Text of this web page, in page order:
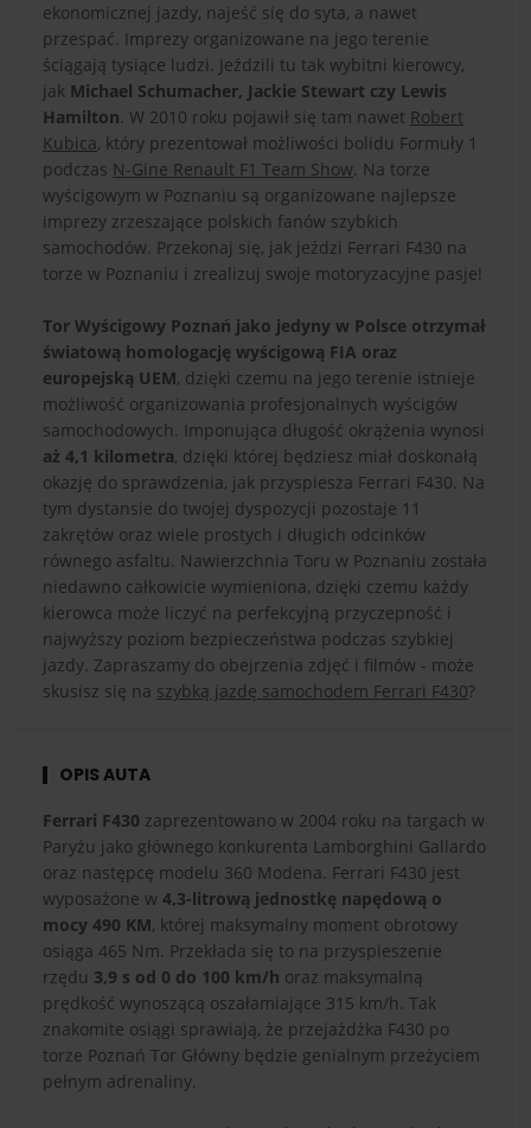
ekonomicznej jazdy, najeść się do syta, a nawet
przespać. Imprezy organizowane na jego terenie
ściągają tysiące ludzi. Jeździli tu tak wybitni kierowcy,
jak Michael Schumacher, Jackie Stewart czy Lewis
Hamilton. W 2010 roku pojawił się tam nawet Robert
Kubica, który prezentował możliwości bolidu Formuły 1
podczas N-Gine Renault F1 Team Show. Na torze
wyścigowym w Poznaniu są organizowane najlepsze
imprezy zrzeszające polskich fanów szybkich
samochodów. Przekonaj się, jak jeździ Ferrari F430 na
torze w Poznaniu i zrealizuj swoje motoryzacyjne pasje!
Tor Wyścigowy Poznań jako jedyny w Polsce otrzymał
światową homologację wyścigową FIA oraz
europejską UEM, dzięki czemu na jego terenie istnieje
możliwość organizowania profesjonalnych wyścigów
samochodowych. Imponująca długość okrążenia wynosi
aż 4,1 kilometra, dzięki której będziesz miał doskonałą
okazję do sprawdzenia, jak przyspiesza Ferrari F430. Na
tym dystansie do twojej dyspozycji pozostaje 11
zakrętów oraz wiele prostych i długich odcinków
równego asfaltu. Nawierzchnia Toru w Poznaniu została
niedawno całkowicie wymieniona, dzięki czemu każdy
kierowca może liczyć na perfekcyjną przyczepność i
najwyższy poziom bezpieczeństwa podczas szybkiej
jazdy. Zapraszamy do obejrzenia zdjęć i filmów - może
skusisz się na szybką jazdę samochodem Ferrari F430?
OPIS AUTA
Ferrari F430 zaprezentowano w 2004 roku na targach w
Paryżu jako głównego konkurenta Lamborghini Gallardo
oraz następcę modelu 360 Modena. Ferrari F430 jest
wyposażone w 4,3-litrową jednostkę napędową o
mocy 490 KM, której maksymalny moment obrotowy
osiąga 465 Nm. Przekłada się to na przyspieszenie
rzędu 3,9 s od 0 do 100 km/h oraz maksymalną
prędkość wynoszącą oszałamiające 315 km/h. Tak
znakomite osiągi sprawiają, że przejażdżka F430 po
torze Poznań Tor Główny będzie genialnym przeżyciem
pełnym adrenaliny.